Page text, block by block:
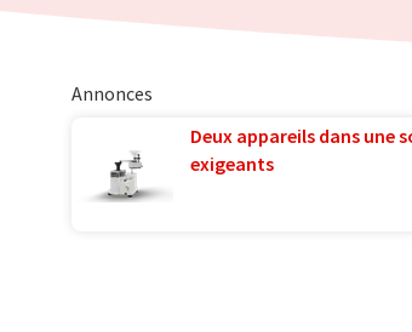
Annonces
Deux appareils dans
exigeants